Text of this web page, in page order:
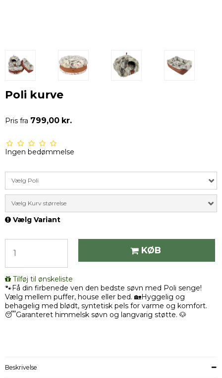
Poli kurve
Pris fra 799,00 kr.
Ingen bedømmelse
Vælg Poli
Vælg Kurv størrelse
Vælg Variant
KØB
Tilføj til ønskeliste
🐾Få din firbenede ven den bedste søvn med Poli senge!
Vælg mellem puffer, house eller bed. 🏡Hyggelig og
behagelig med blødt, syntetisk pels for varme og komfort.
😴Garanteret himmelsk søvn og langvarig støtte. 🐶
Beskrivelse